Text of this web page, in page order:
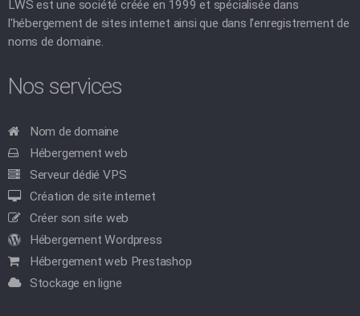
LWS est une société créée en 1999 et spécialisée dans
l'hébergement de sites internet ainsi que dans l'enregistrement de
noms de domaine.
Nos services
Nom de domaine
Hébergement web
Serveur dédié VPS
Création de site internet
Créer son site web
Hébergement Wordpress
Hébergement web Prestashop
Stockage en ligne